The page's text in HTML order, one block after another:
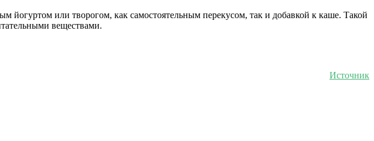
или творогом, как самостоятельным перекусом, так и добавкой к каше. Такой
веществами.
Источник